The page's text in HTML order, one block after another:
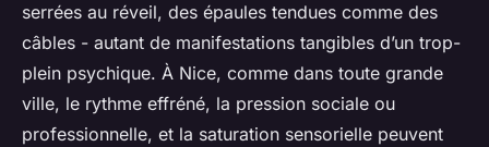
serrées au réveil, des épaules tendues comme des
câbles - autant de manifestations tangibles d’un trop-
plein psychique. À Nice, comme dans toute grande
ville, le rythme effréné, la pression sociale ou
professionnelle, et la saturation sensorielle peuvent